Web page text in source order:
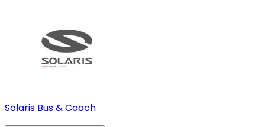
Solaris Bus & Coach